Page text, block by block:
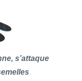
s’attaque